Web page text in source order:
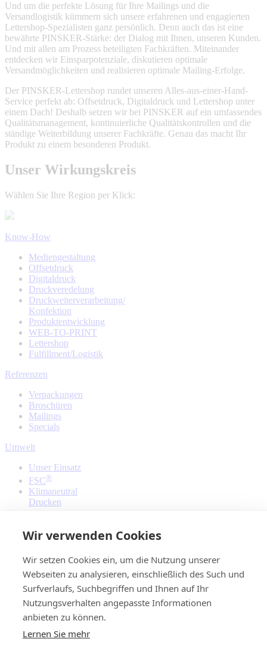
Und um die perfekte Lösung für Ihre Mailings und die
Versandlogistik kümmern sich unsere erfahrenen und engagierten
Lettershop-Spezialisten ganz persönlich. Denn auch das ist eine
bewährte PINSKER-Stärke: der Dialog mit Ihnen, unseren Kunden.
Und mit allen am Prozess beteiligten Fachkräften. Miteinander
entdecken wir Einsparpotenziale, diskutieren optimale
Versandmöglichkeiten und realisieren optimale Mailing-Erfolge.
Der PINSKER-Lettershop rundet unseren Alles-aus-einer-Hand-
Service perfekt ab: Offsetdruck, Digitaldruck und Lettershop unter
einem Dach! Deshalb setzen wir bei PINSKER auf ein umfassendes
Qualitätsmanagement, kontinuierliche Qualitätskontrollen und die
ständige Weiterbildung unserer Fachkräfte. Genau das macht Ihr
Produkt zu einem besonderen Produkt.
Unser Wirkungskreis
Wählen Sie Ihre Region per Klick:
Know-How
Mediengestaltung
Offsetdruck
Digitaldruck
Druckveredelung
Druckweiterverarbeitung/
Konfektion
Produktentwicklung
WEB-TO-PRINT
Lettershop
Fulfillment/Logistik
Referenzen
Verpackungen
Broschüren
Mailings
Specials
Umwelt
Unser Einsatz
FSC®
Klimaneutral
Drucken
Unsere DNA
Kundenmagazin
Geschichte
Kontakt
Ansprechpartner
Öffnungszeiten
Wir verwenden Cookies
Wir setzen Cookies ein, um die Nutzung unserer
Webseiten zu analysieren, einschließlich des Such und
Surfverlaufs, Suchbegriffen und Ihnen auf Ihr
Nutzungsverhalten angepasste Informationen
anbieten zu können.
Lernen Sie mehr